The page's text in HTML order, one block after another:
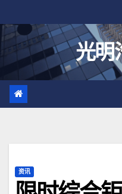
至
光明
资讯